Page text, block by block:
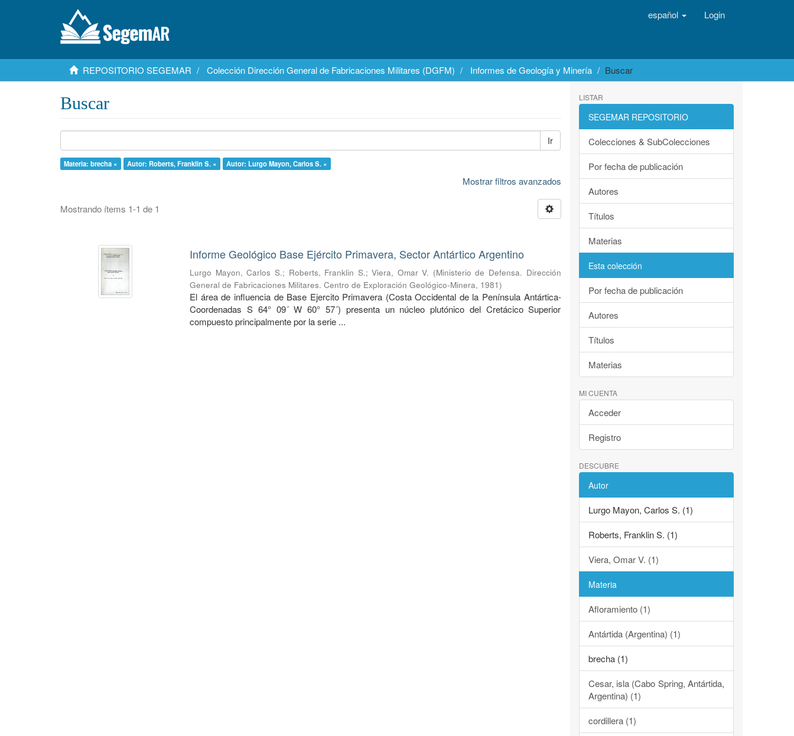
español Login
REPOSITORIO SEGEMAR Colección Dirección General de Fabricaciones Militares (DGFM) Informes de Geología y Minería Buscar
Buscar
Ir
Materia: brecha × Autor: Roberts, Franklin S. × Autor: Lurgo Mayon, Carlos S. ×
Mostrar filtros avanzados
Mostrando ítems 1-1 de 1
Informe Geológico Base Ejército Primavera, Sector Antártico Argentino
Lurgo Mayon, Carlos S.; Roberts, Franklin S.;Viera, Omar V. (Ministerio de Defensa. Dirección
General de Fabricaciones Militares. Centro de Exploración Geológico-Minera, 1981)
El área de influencia de Base Ejercito Primavera (Costa Occidental de la Península Antártica-
Coordenadas S 64° 09´ W 60° 57´) presenta un núcleo plutónico del Cretácico Superior
compuesto principalmente por la serie ...
LISTAR
SEGEMAR REPOSITORIO
Colecciones & SubColecciones
Por fecha de publicación
Autores
Títulos
Materias
Esta colección
Por fecha de publicación
Autores
Títulos
Materias
MI CUENTA
Acceder
Registro
DESCUBRE
Autor
Lurgo Mayon, Carlos S. (1)
Roberts, Franklin S. (1)
Viera, Omar V. (1)
Materia
Afloramiento (1)
Antártida (Argentina) (1)
brecha (1)
Cesar, isla (Cabo Spring, Antártida,
Argentina) (1)
cordillera (1)